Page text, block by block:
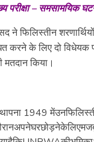
परीक्षा–समसामयिक
ने फिलिस्तीन
करने के लिए दो
मतदान किया।
1949